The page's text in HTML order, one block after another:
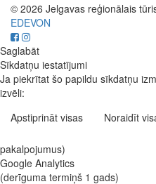
© 2026 Jelgavas reģionālais
EDEVON
Saglabāt
Sīkdatņu iestatījumi
Ja piekrītat šo papildu sīkdatņu
izvēli:
Apstiprināt visas
Noraidīt
pakalpojumus)
Google Analytics
(derīguma termiņš 1 gads)